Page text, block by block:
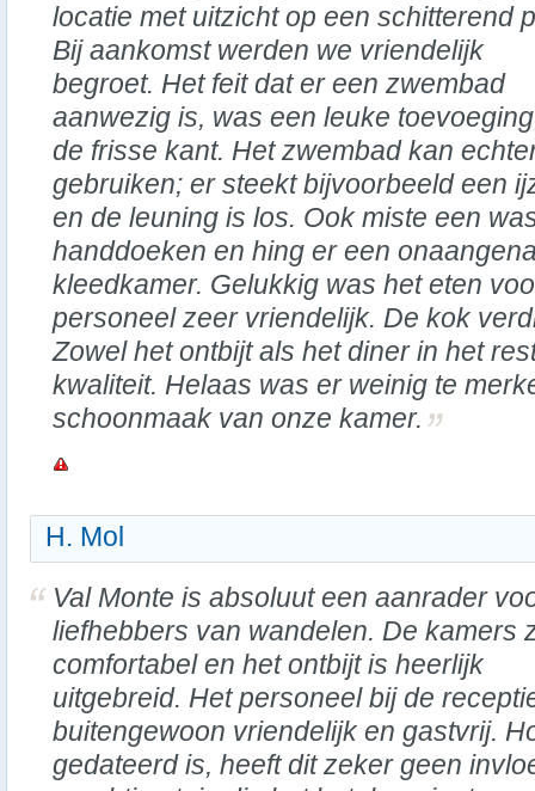
locatie met uitzicht op een schitterend
Bij aankomst werden we vriendelijk
begroet. Het feit dat er een zwembad
aanwezig is, was een leuke
de frisse kant. Het zwembad kan
gebruiken; er steekt bijvoorbeeld een
en de leuning is los. Ook miste een
handdoeken en hing er een
kleedkamer. Gelukkig was het eten
personeel zeer vriendelijk. De kok
Zowel het ontbijt als het diner in het
kwaliteit. Helaas was er weinig te
schoonmaak van onze kamer.
H. Mol
Val Monte is absoluut een aanrader
liefhebbers van wandelen. De kamers
comfortabel en het ontbijt is heerlijk
uitgebreid. Het personeel bij de
buitengewoon vriendelijk en gastvrij.
gedateerd is, heeft dit zeker geen